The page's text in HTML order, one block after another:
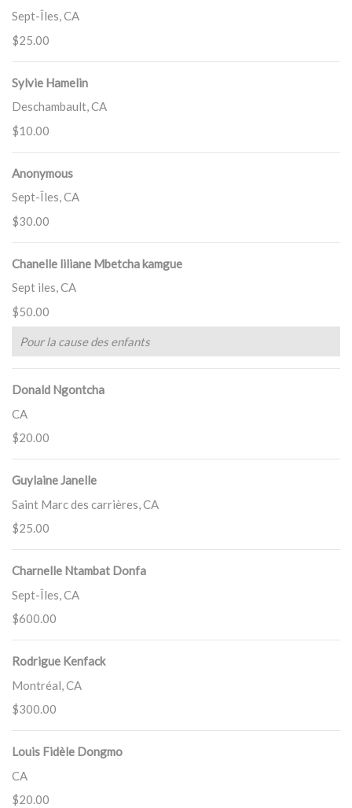
Sept-Îles, CA
$25.00
Sylvie Hamelin
Deschambault, CA
$10.00
Anonymous
Sept-Îles, CA
$30.00
Chanelle liliane Mbetcha kamgue
Sept iles, CA
$50.00
Pour la cause des enfants
Donald Ngontcha
CA
$20.00
Guylaine Janelle
Saint Marc des carrières, CA
$25.00
Charnelle Ntambat Donfa
Sept-Îles, CA
$600.00
Rodrigue Kenfack
Montréal, CA
$300.00
Louis Fidèle Dongmo
CA
$20.00